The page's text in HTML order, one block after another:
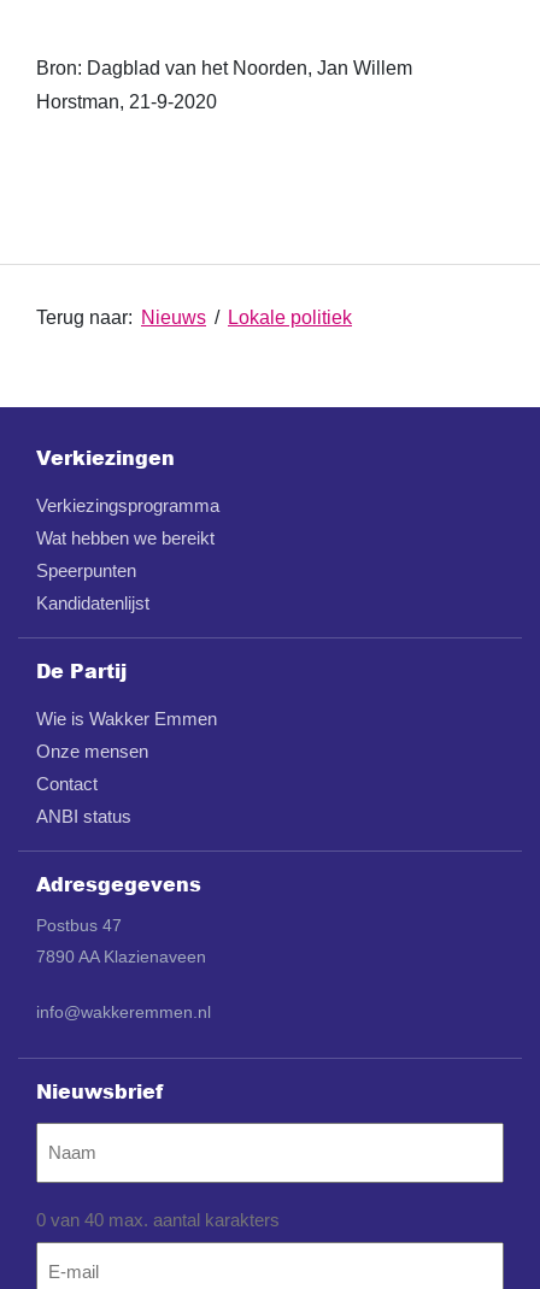
Bron: Dagblad van het Noorden, Jan Willem
Horstman, 21-9-2020
Terug naar: Nieuws / Lokale politiek
Verkiezingen
Verkiezingsprogramma
Wat hebben we bereikt
Speerpunten
Kandidatenlijst
De Partij
Wie is Wakker Emmen
Onze mensen
Contact
ANBI status
Adresgegevens
Postbus 47
7890 AA Klazienaveen
info@wakkeremmen.nl
Nieuwsbrief
0 van 40 max. aantal karakters